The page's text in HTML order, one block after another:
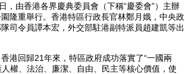
，由香港各界慶典委員會（下稱“慶委會”）主辦
隆重舉行。香港特區行政長官林鄭月娥，中央政
司令員譚本宏，外交部駐港副特派員趙建凱等出
港回歸21年來，特區政府成功落實了“一國兩
權、法治、廉潔、自由、民主等核心價值，使